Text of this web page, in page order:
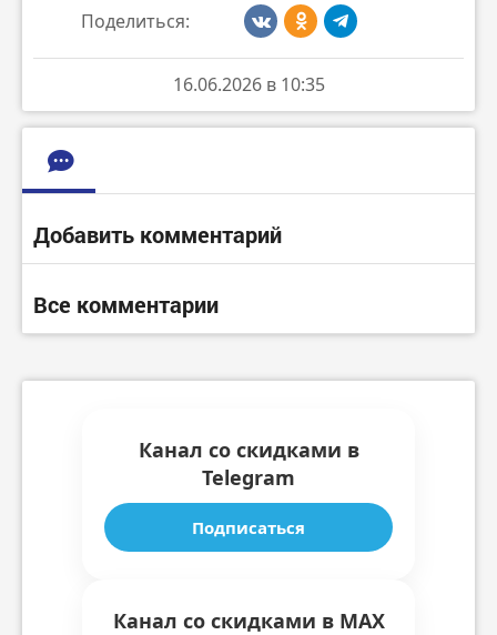
Поделиться:
16.06.2026 в 10:35
Добавить комментарий
Все комментарии
Канал со скидками в
Telegram
Подписаться
Канал со скидками в MAX